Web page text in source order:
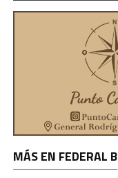
MÁS EN FEDERAL B